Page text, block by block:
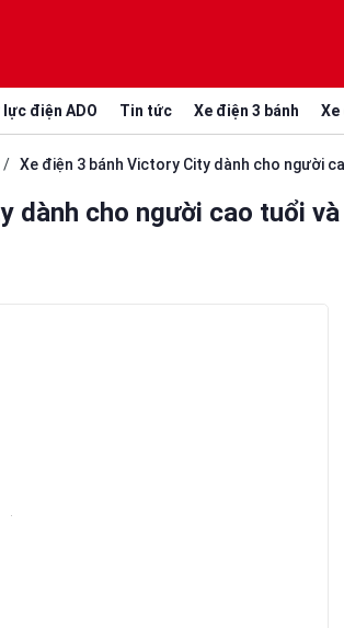
điện ADO Tin tức Xe điện 3 bánh
/ Xe điện 3 bánh Victory City dành cho người
dành cho người cao tuổi